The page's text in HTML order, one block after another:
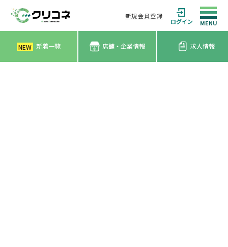
新規会員登録
ログイン
NEW 新着一覧 店舗・企業情報 求人情報